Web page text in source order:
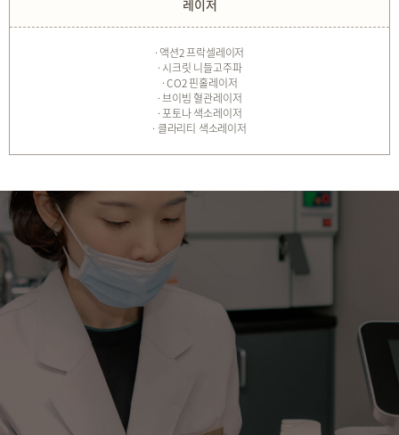
레이저
· 액션2 프락셀레이저
· 시크릿 니들고주파
· CO2 핀홀레이저
· 브이빔 혈관레이저
· 포토나 색소레이저
· 클라리티 색소레이저